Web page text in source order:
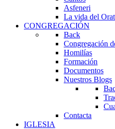
Asfeneri
La vida del
CONGREGACIÓN
Back
Congregación
Homilías
Formación
Documentos
Nuestros Blogs
Contacta
IGLESIA